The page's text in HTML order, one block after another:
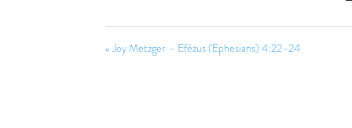
« Joy Metzger – Efézus (Ephesians) 4:22–24